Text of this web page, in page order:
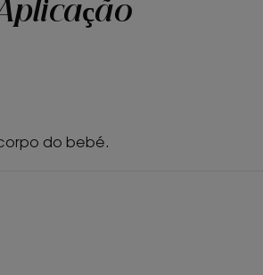
Creme
do bebé.